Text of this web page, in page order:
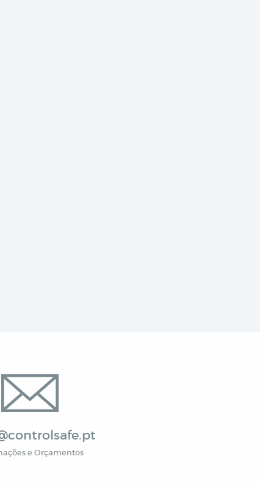
e Orçamentos